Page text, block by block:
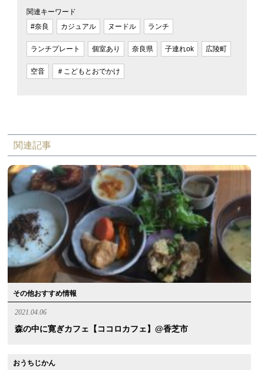
関連キーワード
#奈良
カジュアル ヌードル ランチ
ランチプレート 個室あり 奈良県 子連れok 広陵町
空音 ＃こどもとおでかけ
関連記事
その他おすすめ情報
2021.04.06
森の中に寛ぎカフェ【ココロカフェ】@香芝市
おうちじかん